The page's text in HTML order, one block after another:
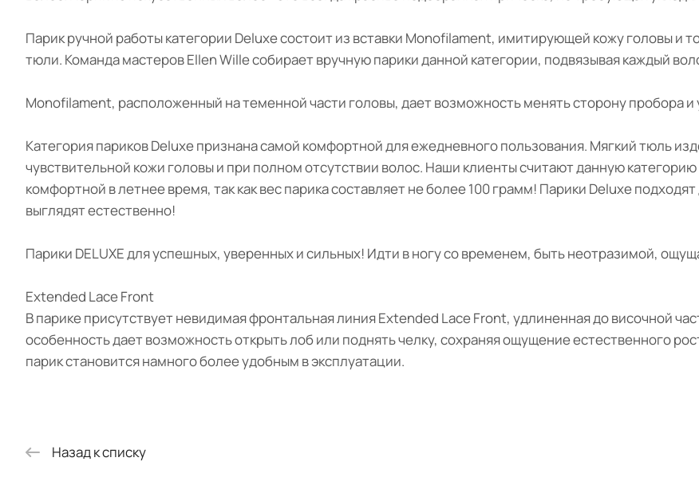
Парик ручной работы категории Deluxe состоит из вставки Monofilament, имитирующей кожу головы и
тюли. Команда мастеров Ellen Wille собирает вручную парики данной категории, подвязывая каждый
Monofilament, расположенный на теменной части головы, дает возможность менять сторону пробора и
Категория париков Deluxe признана самой комфортной для ежедневного пользования. Мягкий тюль
чувствительной кожи головы и при полном отсутствии волос. Наши клиенты считают данную
комфортной в летнее время, так как вес парика составляет не более 100 грамм! Парики Deluxe
выглядят естественно!
Парики DELUXE для успешных, уверенных и сильных! Идти в ногу со временем, быть неотразимой,
Extended Lace Front
В парике присутствует невидимая фронтальная линия Extended Lace Front, удлиненная до височной
особенность дает возможность открыть лоб или поднять челку, сохраняя ощущение естественного
парик становится намного более удобным в эксплуатации.
Назад к списку